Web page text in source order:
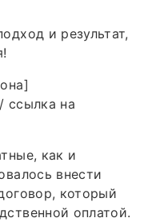
и результат,
ссылка на
как и
внести
который
оплатой.